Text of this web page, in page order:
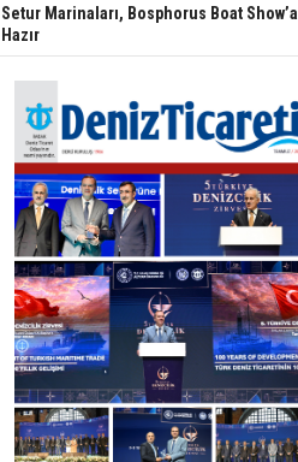
Setur Marinaları, Bosphorus Boat Show’a
Hazır